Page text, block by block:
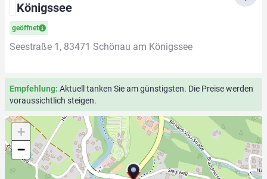
Königssee
geöffnet
Seestraße 1, 83471 Schönau am Königssee
Empfehlung: Aktuell tanken Sie am günstigsten. Die Preise werden
voraussichtlich steigen.
+
−